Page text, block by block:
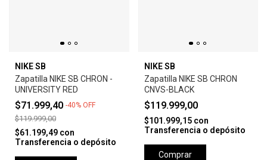
NIKE SB
Zapatilla NIKE SB CHRON -
UNIVERSITY RED
$71.999,40 -40% OFF
$119.999,00
$61.199,49 con
Transferencia o depósito
NIKE SB
Zapatilla NIKE SB CHRON
CNVS-BLACK
$119.999,00
$101.999,15 con
Transferencia o depósito
Comprar